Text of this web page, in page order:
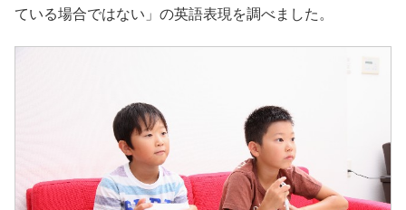
ている場合ではない」の英語表現を調べました。